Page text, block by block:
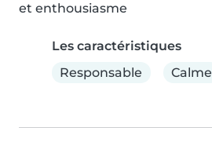
et enthousiasme
Les caractéristiques
Responsable
Calme